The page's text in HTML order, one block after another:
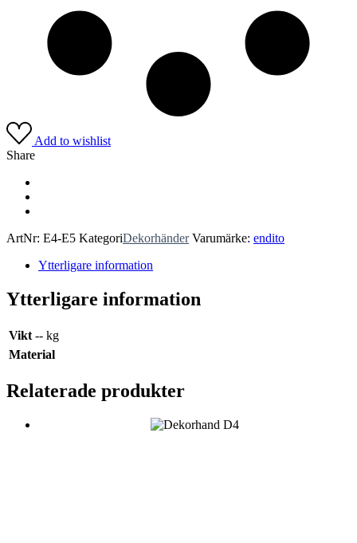
Add to wishlist
Share
ArtNr: E4-E5 KategoriDekorhänder Varumärke: endito
Ytterligare information
Ytterligare information
Vikt -- kg
Material
Relaterade produkter